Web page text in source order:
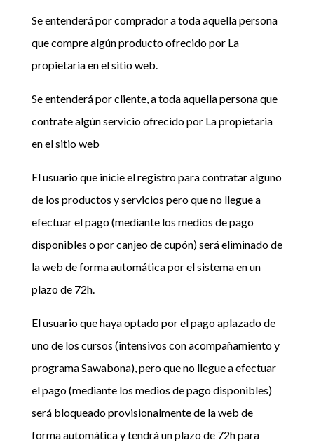
Se entenderá por comprador a toda aquella persona
que compre algún producto ofrecido por La
propietaria en el sitio web.
Se entenderá por cliente, a toda aquella persona que
contrate algún servicio ofrecido por La propietaria
en el sitio web
El usuario que inicie el registro para contratar alguno
de los productos y servicios pero que no llegue a
efectuar el pago (mediante los medios de pago
disponibles o por canjeo de cupón) será eliminado de
la web de forma automática por el sistema en un
plazo de 72h.
El usuario que haya optado por el pago aplazado de
uno de los cursos (intensivos con acompañamiento y
programa Sawabona), pero que no llegue a efectuar
el pago (mediante los medios de pago disponibles)
será bloqueado provisionalmente de la web de
forma automática y tendrá un plazo de 72h para